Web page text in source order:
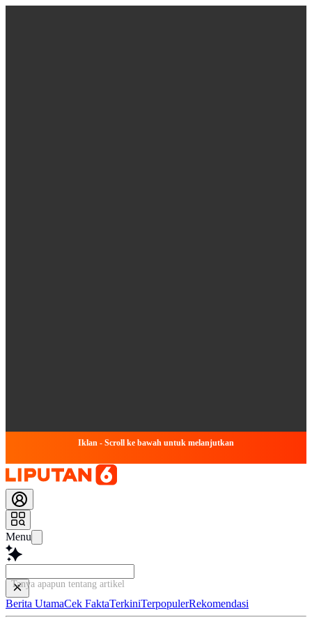
Iklan - Scroll ke bawah untuk melanjutkan
Menu
Tanya apapun tentang artikel ini...
Berita UtamaCek FaktaTerkiniTerpopulerRekomendasi